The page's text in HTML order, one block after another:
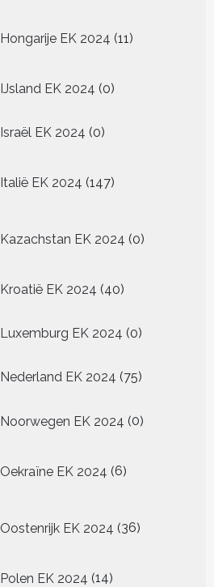
Hongarije EK 2024 11
producten
IJsland EK 2024 00
Israël EK 2024 00
Italië EK 2024 147
producten
Kazachstan EK 2024 0
producten
Kroatië EK 2024 4040
Luxemburg EK 2024 00
Nederland EK 2024 7575
Noorwegen EK 2024 00
Oekraïne EK 2024 6
producten
Oostenrijk EK 2024 36
producten
Polen EK 2024 1414